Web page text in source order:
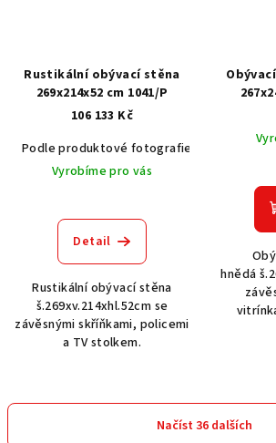
Rustikální obývací stěna
269x214x52 cm 1041/P
106 133 Kč
Podle produktové fotografie
Akát
Vyrobíme pro vás
Detail
Rustikální obývací stěna
š.269xv.214xhl.52cm se
závěsnými skříňkami, policemi
a TV stolkem.
hnědá
Načíst 36 dalších